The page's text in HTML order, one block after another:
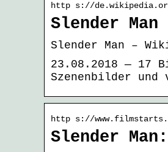
http s://
Slender
Slender Man –
23.08.2018 — 17
Szenenbilder
http s://
Slender